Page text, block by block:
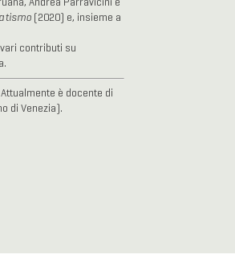
Andrea Parravicini e
(2020) e, insieme a
contributi su
è docente di
di Venezia).